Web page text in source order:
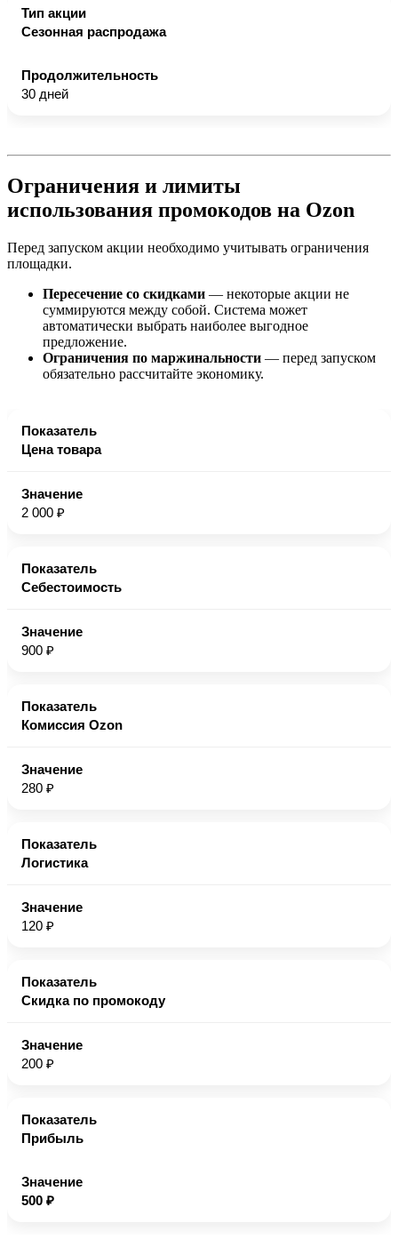
Сезонная распродажа
30 дней
Ограничения и лимиты
использования промокодов на Ozon
Перед запуском акции необходимо учитывать ограничения
площадки.
Пересечение со скидками — некоторые акции не
суммируются между собой. Система может
автоматически выбрать наиболее выгодное
предложение.
Ограничения по маржинальности — перед запуском
обязательно рассчитайте экономику.
Цена товара
2 000 ₽
Себестоимость
900 ₽
Комиссия Ozon
280 ₽
Логистика
120 ₽
Скидка по промокоду
200 ₽
Прибыль
500 ₽